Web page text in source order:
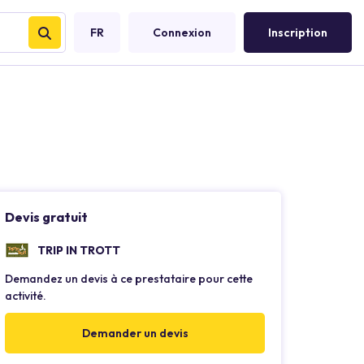
FR Connexion Inscription
Devis gratuit
TRIP IN TROTT
Demandez un devis à ce prestataire pour cette
activité.
Demander un devis